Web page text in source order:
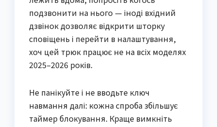
подзвонити на нього — іноді вхідний
дзвінок дозволяє відкрити шторку
сповіщень і перейти в налаштування,
хоч цей трюк працює не на всіх моделях
2025–2026 років.
Не панікуйте і не вводьте ключ
навмання далі: кожна спроба збільшує
таймер блокування. Краще вимкніть